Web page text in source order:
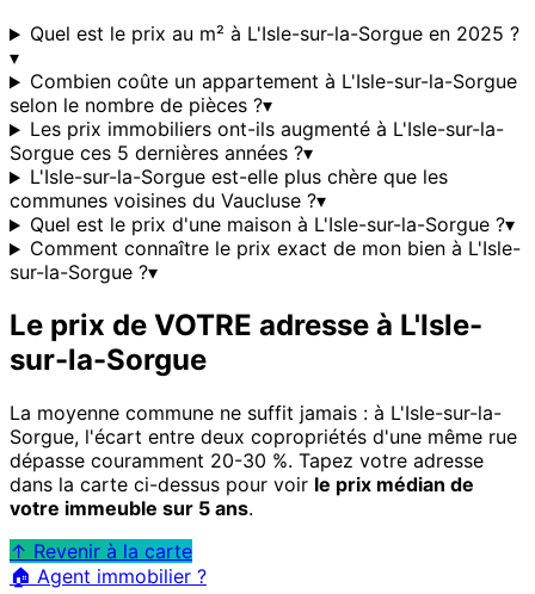
Quel est le prix au m² à L'Isle-sur-la-Sorgue en 2025 ?
▾
Combien coûte un appartement à L'Isle-sur-la-Sorgue
selon le nombre de pièces ?▾
Les prix immobiliers ont-ils augmenté à L'Isle-sur-la-
Sorgue ces 5 dernières années ?▾
L'Isle-sur-la-Sorgue est-elle plus chère que les
communes voisines du Vaucluse ?▾
Quel est le prix d'une maison à L'Isle-sur-la-Sorgue ?▾
Comment connaître le prix exact de mon bien à L'Isle-
sur-la-Sorgue ?▾
Le prix de VOTRE adresse à L'Isle-
sur-la-Sorgue
La moyenne commune ne suffit jamais : à L'Isle-sur-la-
Sorgue, l'écart entre deux copropriétés d'une même rue
dépasse couramment 20-30 %. Tapez votre adresse
dans la carte ci-dessus pour voir le prix médian de
votre immeuble sur 5 ans.
↑ Revenir à la carte
🏠 Agent immobilier ?